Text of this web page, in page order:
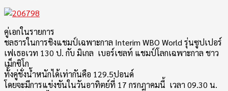
คู่เอกในรายการ
ชลธารในการชิงแชมป์เฉพาะกาล Interim WBO World รุ่นซูปเปอร์
เฟเธอเวท 130 ป. กับ มิเกล เบอร์เชลท์ แชมป์โลกเฉพาะกาล ชาว
เม็กซิโก
ทั้งคู่ชั่งน้ำหนักได้เท่ากันคือ 129.5ปอนด์
โดยจะมีการแข่งขันในวันอาทิตย์ที่ 17 กรกฎาคมนี้ เวลา 09.30 น.